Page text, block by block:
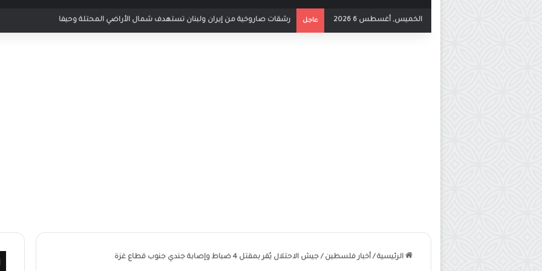
الخميس, أغسطس 6 2026 عاجل بث مباشر مباراة الأردن والإمارات في كأس العرب 2025
الرئيسية / أخبار فلسطين / جيش الاحتلال يُقر بمقتل 4 ضباط وإصابة جندي جنوب قطاع غزة